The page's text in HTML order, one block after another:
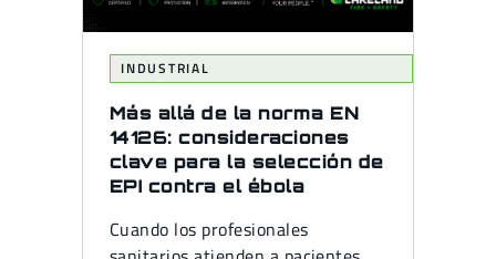
INDUSTRIAL
Más allá de la norma EN
14126: consideraciones
clave para la selección de
EPI contra el ébola
Cuando los profesionales